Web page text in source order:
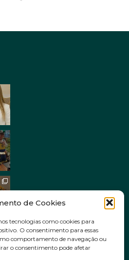
de Cookies
tecnologias como cookies para
O consentimento para essas
comportamento de navegação ou
o consentimento pode afetar